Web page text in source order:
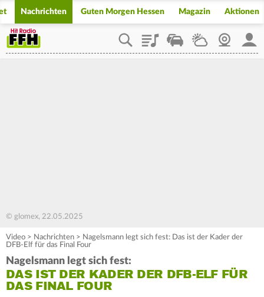
Nachrichten Guten Morgen Hessen Magazin Aktionen
PlaylistStaupilotWetterWebcam
© glomex, 22.05.2025
Video > Nachrichten > Nagelsmann legt sich fest: Das ist der Kader der
DFB-Elf für das Final Four
Nagelsmann legt sich fest:
DAS IST DER KADER DER DFB-ELF FÜR
DAS FINAL FOUR